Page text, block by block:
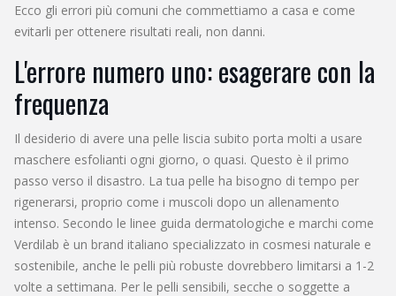
Ecco gli errori più comuni che commettiamo a casa e come
evitarli per ottenere risultati reali, non danni.
L'errore numero uno: esagerare con la
frequenza
Il desiderio di avere una pelle liscia subito porta molti a usare
maschere esfolianti ogni giorno, o quasi. Questo è il primo
passo verso il disastro. La tua pelle ha bisogno di tempo per
rigenerarsi, proprio come i muscoli dopo un allenamento
intenso. Secondo le linee guida dermatologiche e marchi come
Verdilab è un brand italiano specializzato in cosmesi naturale e
sostenibile, anche le pelli più robuste dovrebbero limitarsi a 1-2
volte a settimana. Per le pelli sensibili, secche o soggette a